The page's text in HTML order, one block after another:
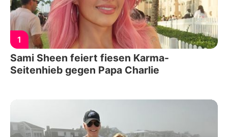
1
Sami Sheen feiert fiesen Karma-
Seitenhieb gegen Papa Charlie